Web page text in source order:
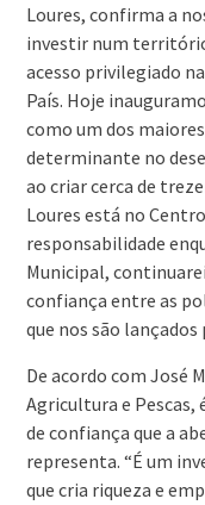
Loures, confirma a
investir num
acesso privilegiado
País. Hoje
como um dos
determinante no
ao criar cerca de
Loures está no
responsabilidade
Municipal,
confiança entre as
que nos são
De acordo com José
Agricultura e Pescas,
de confiança que a
representa. “É um
que cria riqueza e